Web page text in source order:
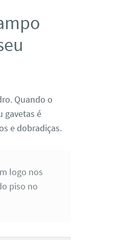
Quando o
gavetas é
e dobradiças.
logo nos
piso no